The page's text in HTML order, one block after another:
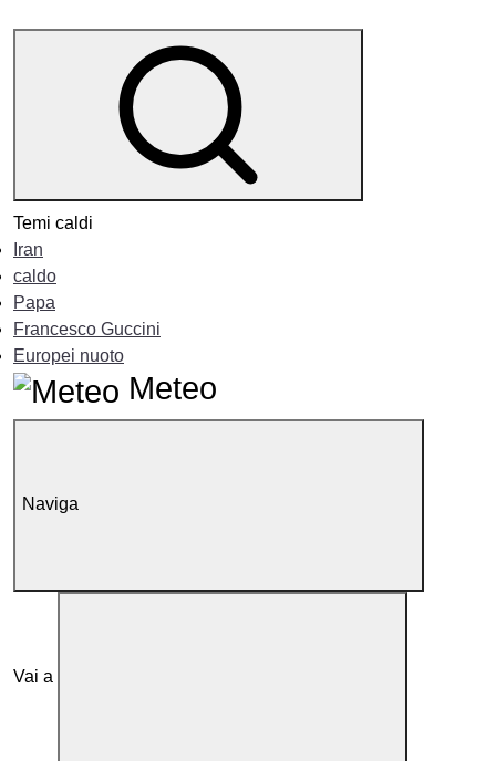
Temi caldi
Iran
caldo
Papa
Francesco Guccini
Europei nuoto
Meteo
Naviga
Vai a